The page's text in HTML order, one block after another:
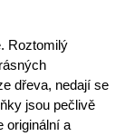
Roztomilý
dřeva, nedají se
jsou pečlivě
originální a